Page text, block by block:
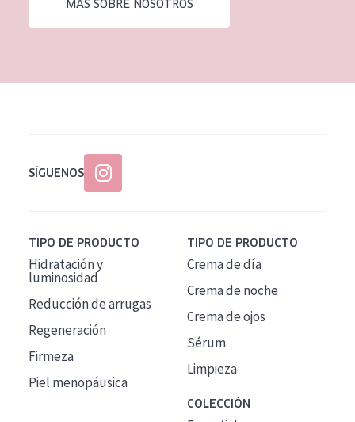
MÁS SOBRE NOSOTROS
SÍGUENOS
TIPO DE PRODUCTO
Hidratación y
luminosidad
Reducción de arrugas
Regeneración
Firmeza
Piel menopáusica
TIPO DE PRODUCTO
Crema de día
Crema de noche
Crema de ojos
Sérum
Limpieza
COLECCIÓN